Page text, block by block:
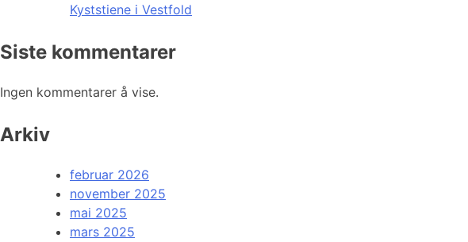
Kyststiene i Vestfold
Siste kommentarer
Ingen kommentarer å vise.
Arkiv
februar 2026
november 2025
mai 2025
mars 2025